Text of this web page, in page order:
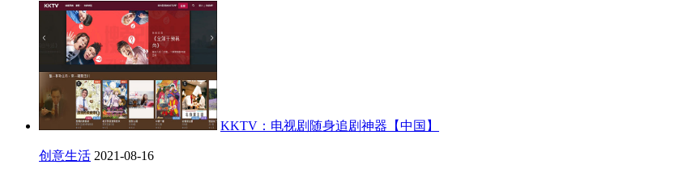
KKTV：电视剧随身追剧神器【中国】
创意生活 2021-08-16